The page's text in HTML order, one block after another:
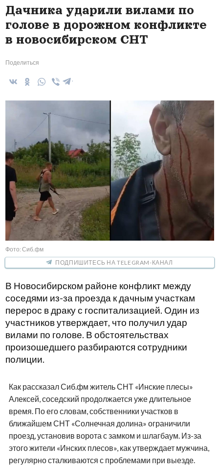
Дачника ударили вилами по
голове в дорожном конфликте
в новосибирском СНТ
Поделиться
Фото: Сиб.фм
ПОДПИШИТЕСЬ НА TELEGRAM-КАНАЛ
В Новосибирском районе конфликт между
соседями из-за проезда к дачным участкам
перерос в драку с госпитализацией. Один из
участников утверждает, что получил удар
вилами по голове. В обстоятельствах
произошедшего разбираются сотрудники
полиции.
Как рассказал Сиб.фм житель СНТ «Инские плесы»
Алексей, соседский продолжается уже длительное
время. По его словам, собственники участков в
ближайшем СНТ «Солнечная долина» ограничили
проезд, установив ворота с замком и шлагбаум. Из-за
этого жители «Инских плесов», как утверждает мужчина,
регулярно сталкиваются с проблемами при выезде.